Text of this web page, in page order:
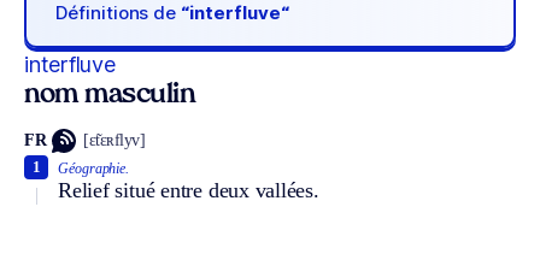
Définitions de “interfluve“
interfluve
nom masculin
FR [ɛ̃tɛʀflyv]
Géographie.
Relief situé entre deux vallées.
1